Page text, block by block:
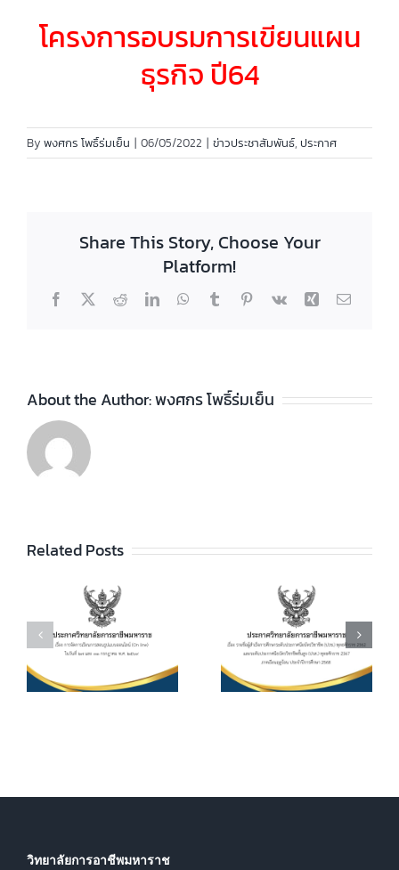
โครงการอบรมการเขียนแผน
ธุรกิจ ปี64
By พงศกร โพธิ์ร่มเย็น | 06/05/2022 | ข่าวประชาสัมพันธ์, ประกาศ
Share This Story, Choose Your
Platform!
Facebook
X RedditLinkedInWhatsApp
TumblrPinterest
Vk Xing Email
About the Author:พงศกร โพธิ์ร่มเย็น
Related Postsศึกษาระดับ
ประกาศนียบัตร
วิชาชีพ (ปวช.)
พุทธศักราช
2562 และระดับ
ประกาศนียบัตร
ฤดูร้อน ประจำปี
ประกาศวิทยา
กำหนดการ และ
อัตราการจัดเก็บ
ค่าบำรุงการ
ศึกษา ค่า
หน่วยกิตรายวิชา
วิทยาลัยการอาชีพมหาราช